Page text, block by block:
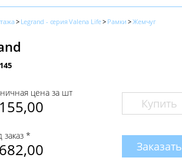
Legrand - серия Valena Life Рамки Жемчуг
цена за шт
Купить
заказ *
Заказать